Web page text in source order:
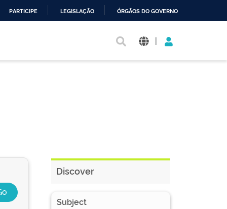
PARTICIPE LEGISLAÇÃO ÓRGÃOS DO GOVERNO
|
Discover
Subject